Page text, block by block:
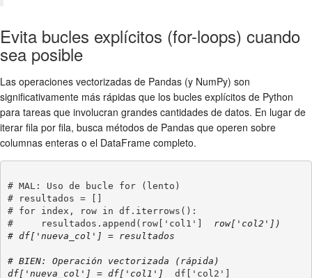
Evita bucles explícitos (for-loops) cuando
sea posible
Las operaciones vectorizadas de Pandas (y NumPy) son
significativamente más rápidas que los bucles explícitos de Python
para tareas que involucran grandes cantidades de datos. En lugar de
iterar fila por fila, busca métodos de Pandas que operen sobre
columnas enteras o el DataFrame completo.
# MAL: Uso de bucle for (lento)
# resultados = []
# for index, row in df.iterrows():
#     resultados.append(row['col1']
row['col2'])
# df['nueva_col'] = resultados
# BIEN: Operación vectorizada (rápida)
df['nueva_col'] = df['col1']
df['col2']